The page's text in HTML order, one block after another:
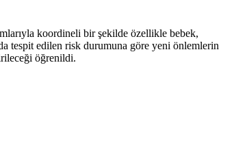
koordineli bir şekilde özellikle bebek,
tespit edilen risk durumuna göre yeni önlemlerin
öğrenildi.